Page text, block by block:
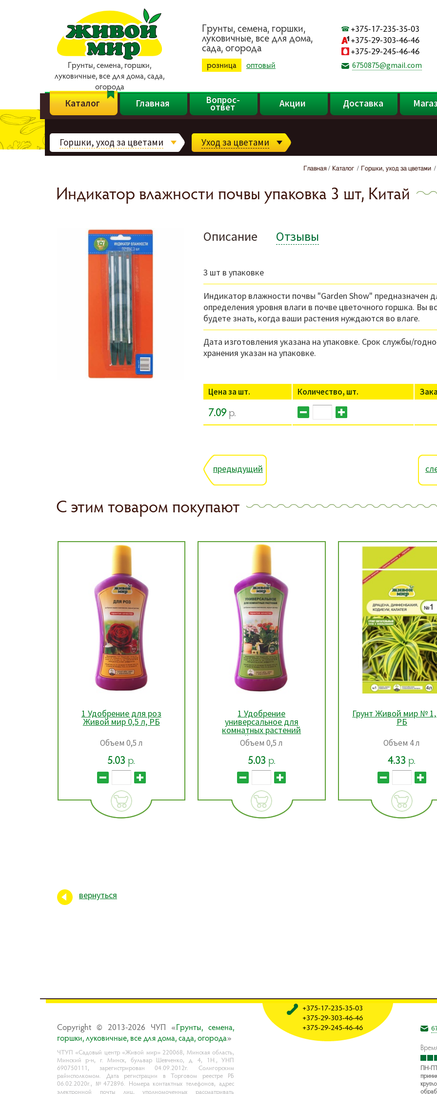
Гpyнты, ceмeнa, гopшки,
лyкoвичныe, вce для дoмa, caдa,
oгopoдa
Гpyнты, ceмeнa, гopшки,
лyкoвичныe, вce для дoмa,
caдa, oгopoдa
розница оптовый
+375-17-235-35-03
+375-29-303-46-46
+375-29-245-46-46
6750875@gmail.com
Каталог Главная Вопрос-
ответ Акции Доставка
Горшки, уход за цветами Уход за цветами
Главная Каталог Горшки, уход за цветами
Индикатор влажности почвы упаковка 3 шт, Китай
Описание Отзывы
3 шт в упаковке
Индикатор влажности почвы "Garden Show" предназначен
определения уровня влаги в почве цветочного горшка. Вы
будете знать, когда ваши растения нуждаются во влаге.
Дата изготовления указана на упаковке. Срок службы/
хранения указан на упаковке.
Цена за шт. Количество, шт.
7.09 р.
предыдущий
С этим товаром покупают
1 Удобрение для роз
Живой мир 0,5 л, РБ
Объем 0,5 л
5.03 р.
1 Удобрение
универсальное для
комнатных растений
Живой мир 0,5 л, РБ
Объем 0,5 л
5.03 р.
Грунт Живой мир № 1,
РБ
Объем 4 л
4.33 р.
вернуться
Copyright © 2013-2026 ЧУП «Гpyнты, ceмeнa,
гopшки, лyкoвичныe, вce для дoмa, caдa, oгopoдa»
ЧТУП «Садовый центр «Живой мир» 220068, Минская область,
Минский р-н, г. Минск, бульвар Шевченко, д. 4, 1Н., УНП
690750111, зарегистрирован 04.09.2012г. Солигорским
райисполкомом. Дата регистрации в Торговом реестре РБ
06.02.2020г., №472896. Номера контактных телефонов, адрес
электронной почты лиц, уполномоченных рассматривать
+375-17-235-35-03
+375-29-303-46-46
+375-29-245-46-46
ПН-